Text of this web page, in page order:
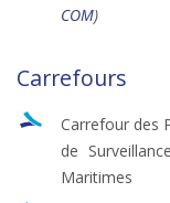
COM)
Carrefours
Carrefour des
de
Maritimes